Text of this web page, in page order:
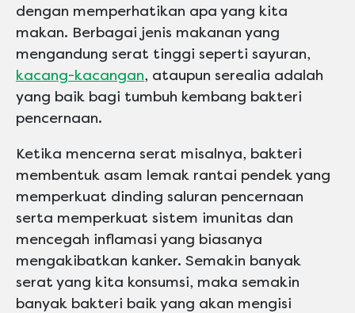
dengan memperhatikan apa yang kita
makan. Berbagai jenis makanan yang
mengandung serat tinggi seperti sayuran,
kacang-kacangan, ataupun serealia adalah
yang baik bagi tumbuh kembang bakteri
pencernaan.
Ketika mencerna serat misalnya, bakteri
membentuk asam lemak rantai pendek yang
memperkuat dinding saluran pencernaan
serta memperkuat sistem imunitas dan
mencegah inflamasi yang biasanya
mengakibatkan kanker. Semakin banyak
serat yang kita konsumsi, maka semakin
banyak bakteri baik yang akan mengisi